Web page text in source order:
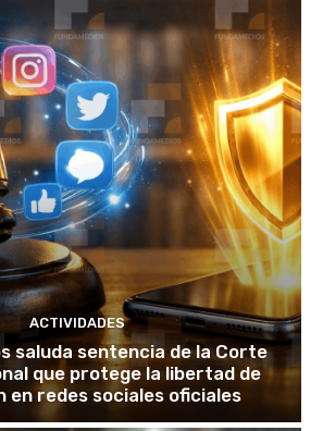
ACTIVIDADES
saluda sentencia de la Corte
que protege la libertad de
en redes sociales oficiales